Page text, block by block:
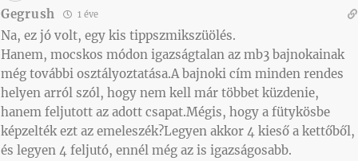
Gegrush 1 éve
Na, ez jó volt, egy kis tippszmikszüölés.
Hanem, mocskos módon igazságtalan az mb3 bajnokainak
még további osztályoztatása.A bajnoki cím minden rendes
helyen arról szól, hogy nem kell már többet küzdenie,
hanem feljutott az adott csapat.Mégis, hogy a fütykösbe
képzelték ezt az emeleszék?Legyen akkor 4 kieső a kettőből,
és legyen 4 feljutó, ennél még az is igazságosabb.